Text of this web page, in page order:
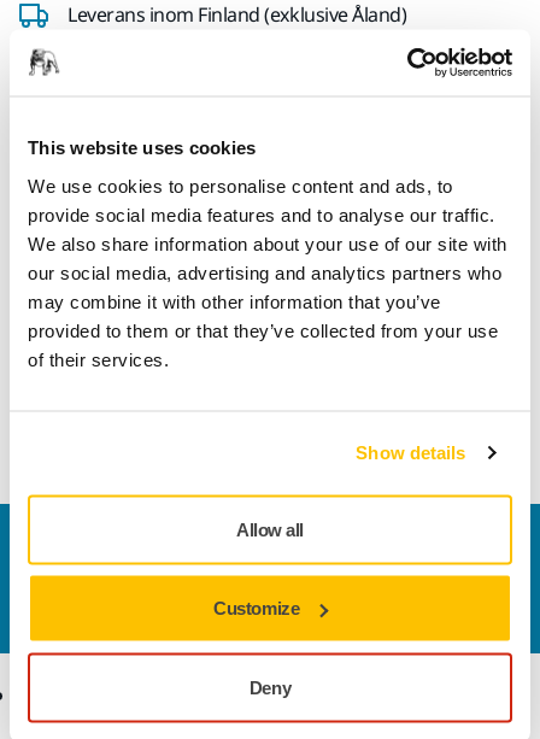
This website uses cookies
We use cookies to personalise content and ads, to
provide social media features and to analyse our traffic.
We also share information about your use of our site with
our social media, advertising and analytics partners who
may combine it with other information that you’ve
provided to them or that they’ve collected from your use
of their services.
Show details
Allow all
Customize
Deny
Leverans inom Finland (exklusive Åland)
Säker kortbetalning
Uppföljning av försändelse
Gör en retur enkelt på www.mirka.com/sv-
fi/support/returnera-en-vara/
Vill du veta mer?Kontakta ossså besvarar vår
kundservice gärna dina frågor.
Kunskap